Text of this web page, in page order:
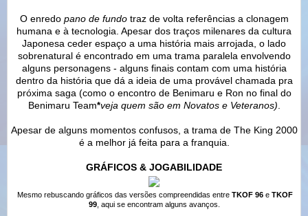
O enredo pano de fundotraz de volta referências a clonagem
humana e à tecnologia. Apesar dos traços milenares da cultura
Japonesa ceder espaço a uma história mais arrojada, o lado
sobrenatural é encontrado em uma trama paralela envolvendo
alguns personagens - alguns finais contam com uma história
dentro da história que dá a ideia de uma provável chamada pra
próxima saga (como o encontro de Benimaru e Ron no final do
Benimaru Team*veja quem são em Novatos e Veteranos)
Apesar de alguns momentos confusos, a trama de The King 2000
é a melhor já feita para a franquia.
GRÁFICOS & JOGABILIDADE
Mesmo rebuscando gráficos das versões compreendidas entre TKOF 96 e TKOF
99, aqui se encontram alguns avanços.